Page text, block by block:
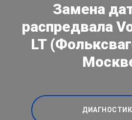
Замена
распредвала
LT